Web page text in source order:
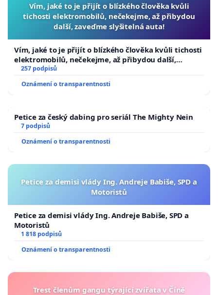
Vím, jaké to je přijít o blízkého člověka kvůli
tichosti elektromobilů, nečekejme, až přibydou
další, zaveďme slyšitelná auta!
Vím, jaké to je přijít o blízkého člověka kvůli tichosti
elektromobilů, nečekejme, až přibydou další,
zaveďme slyšitelná auta!
257 podpisů
Oznámení o transparentnosti
Petice za český dabing pro seriál The Mighty Nein
7 podpisů
Oznámení o transparentnosti
Petice za demisi vlády Ing. Andreje Babiše, SPD a
Motoristů
Petice za demisi vlády Ing. Andreje Babiše, SPD a
Motoristů
1 818 podpisů
Oznámení o transparentnosti
Trest členům gangu týrající zvířata v Číně